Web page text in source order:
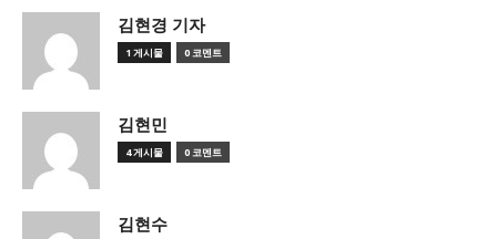
김현경 기자
1 게시물 0 코멘트
김현민
4 게시물 0 코멘트
김현수